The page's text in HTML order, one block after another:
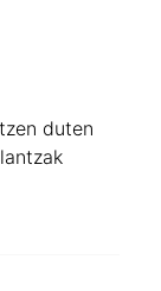
duten